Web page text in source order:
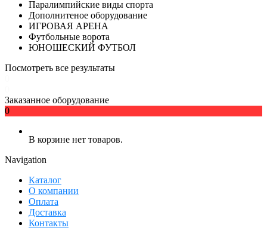
Паралимпийские виды спорта
Дополнитеное оборудование
ИГРОВАЯ АРЕНА
Футбольные ворота
ЮНОШЕСКИЙ ФУТБОЛ
Посмотреть все результаты
Заказанное оборудование
0
В корзине нет товаров.
Navigation
Каталог
О компании
Оплата
Доставка
Контакты